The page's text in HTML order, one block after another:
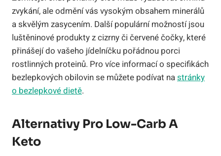
zvykání, ale odmění vás vysokým obsahem minerálů
a skvělým zasycením. Další populární možností jsou
luštěninové produkty z cizrny či červené čočky, které
přinášejí do vašeho jídelníčku pořádnou porci
rostlinných proteinů. Pro více informací o specifikách
bezlepkových obilovin se můžete podívat nastránky
o bezlepkové dietě.
Alternativy Pro Low-Carb A
Keto